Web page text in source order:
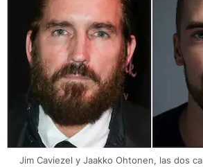
Jim Caviezel y Jaakko Ohtonen, las dos